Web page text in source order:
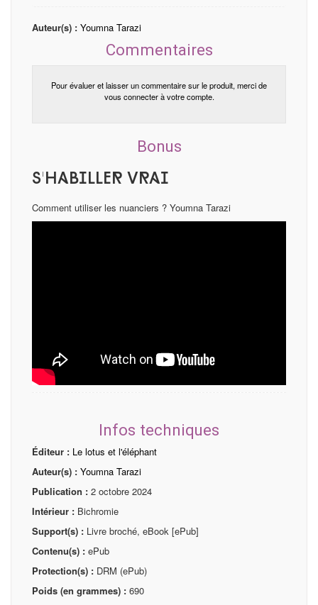
Auteur(s) : Youmna Tarazi
Commentaires
Pour évaluer et laisser un commentaire sur le produit, merci de
vous connecter à votre compte.
Bonus
S'habiller vrai
Comment utiliser les nuanciers ? Youmna Tarazi
Infos techniques
Éditeur : Le lotus et l'éléphant
Auteur(s) : Youmna Tarazi
Publication : 2 octobre 2024
Intérieur : Bichromie
Support(s) : Livre broché, eBook [ePub]
Contenu(s) : ePub
Protection(s) : DRM (ePub)
Poids (en grammes) : 690